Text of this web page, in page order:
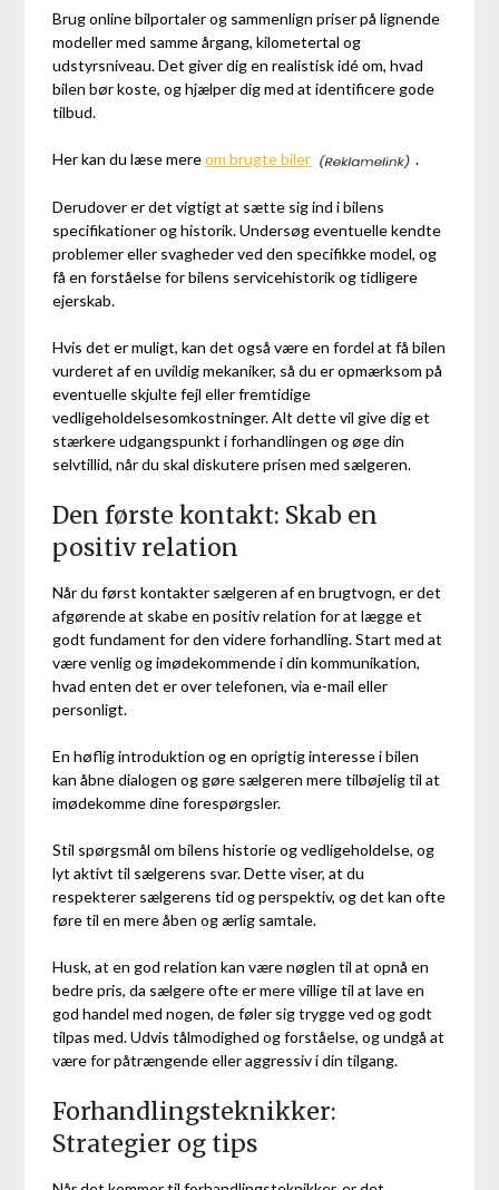
Brug online bilportaler og sammenlign priser på lignende
modeller med samme årgang, kilometertal og
udstyrsniveau. Det giver dig en realistisk idé om, hvad
bilen bør koste, og hjælper dig med at identificere gode
tilbud.
Her kan du læse mereom brugte biler .
Derudover er det vigtigt at sætte sig ind i bilens
specifikationer og historik. Undersøg eventuelle kendte
problemer eller svagheder ved den specifikke model, og
få en forståelse for bilens servicehistorik og tidligere
ejerskab.
Hvis det er muligt, kan det også være en fordel at få bilen
vurderet af en uvildig mekaniker, så du er opmærksom på
eventuelle skjulte fejl eller fremtidige
vedligeholdelsesomkostninger. Alt dette vil give dig et
stærkere udgangspunkt i forhandlingen og øge din
selvtillid, når du skal diskutere prisen med sælgeren.
Den første kontakt: Skab en
positiv relation
Når du først kontakter sælgeren af en brugtvogn, er det
afgørende at skabe en positiv relation for at lægge et
godt fundament for den videre forhandling. Start med at
være venlig og imødekommende i din kommunikation,
hvad enten det er over telefonen, via e-mail eller
personligt.
En høflig introduktion og en oprigtig interesse i bilen
kan åbne dialogen og gøre sælgeren mere tilbøjelig til at
imødekomme dine forespørgsler.
Stil spørgsmål om bilens historie og vedligeholdelse, og
lyt aktivt til sælgerens svar. Dette viser, at du
respekterer sælgerens tid og perspektiv, og det kan ofte
føre til en mere åben og ærlig samtale.
Husk, at en god relation kan være nøglen til at opnå en
bedre pris, da sælgere ofte er mere villige til at lave en
god handel med nogen, de føler sig trygge ved og godt
tilpas med. Udvis tålmodighed og forståelse, og undgå at
være for påtrængende eller aggressiv i din tilgang.
Forhandlingsteknikker:
Strategier og tips